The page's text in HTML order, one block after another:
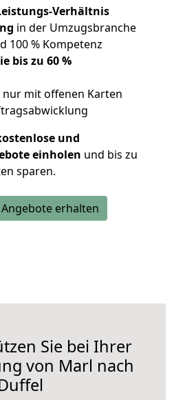
Verhältnis
in der Umzugsbranche
100 % Kompetenz
bis zu 60 %
mit offenen Karten
und
einholen und bis zu
sparen.
erhalten
Sie bei Ihrer
von Marl nach